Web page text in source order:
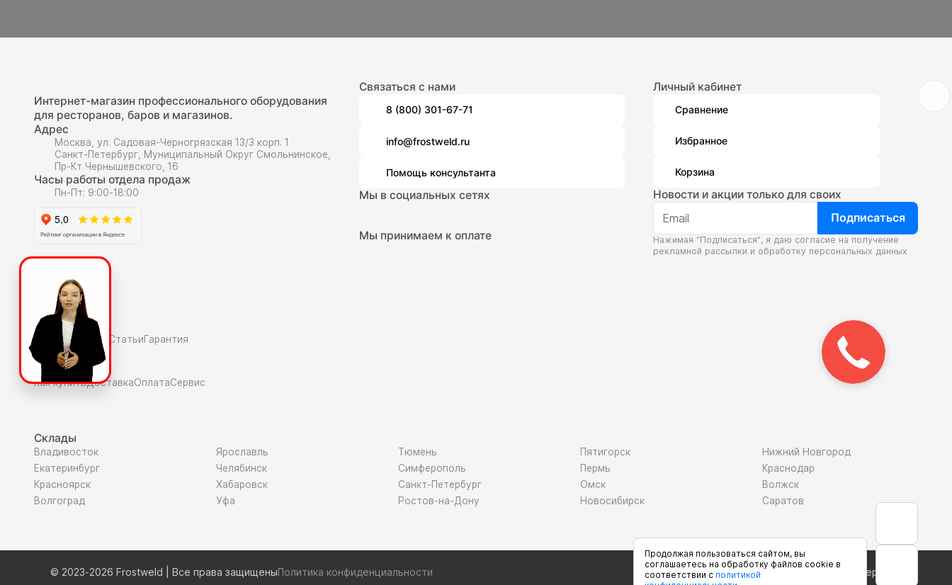
Интернет-магазин профессионального оборудования
для ресторанов, баров и магазинов.
Адрес
Москва, ул. Садовая-Черногрязская 13/3 корп. 1
Санкт-Петербург, Муниципальный Округ Смольнинское,
Пр-Кт Чернышевского, 16
Часы работы отдела продаж
Пн-Пт: 9:00-18:00
О компаниии
О нас
Полезное
Скидки и акции СтатьиГарантия
Покупателю
Как купитьДоставкаОплатаСервис
Связаться с нами
8 (800) 301-67-71
info@frostweld.ru
Помощь консультанта
Мы в социальных сетях
Мы принимаем к оплате
Личный кабинет
Сравнение
Избранное
Корзина
Новости и акции только для своих
Подписаться
Нажимая “Подписаться”, я даю согласие на получение
рекламной рассылки и обработку персональных данных
Склады
Владивосток
Екатеринбург
Красноярск
Волгоград
Ярославль
Челябинск
Хабаровск
Уфа
Тюмень
Симферополь
Санкт-Петербург
Ростов-на-Дону
Пятигорск
Пермь
Омск
Новосибирск
Нижний Новгород
Краснодар
Волжск
Саратов
© 2023-2026 Frostweld | Все права защищеныПолитика конфиденциальности Сделано в студии
Продолжая пользоваться сайтом, вы
соглашаетесь на обработку файлов cookie в
соответствии с политикой
Закажите
звонок!